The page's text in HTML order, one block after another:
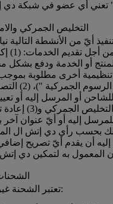
1. التخليص الجمركي
أيّ من الأنشطة التالية
المرسل
أو الخدمة ودفع بشكل
أخرى مطلوبة بموجب
المعمول بها
للشاحن أو المرسل إليه أو
لمراقبة الصادرات
إليه أو أيّ عنوان
بحسب رأي دي إتش ال
إليه أن يقدم أيّ تصريح
2.
تعتبر الشحنة غير مقبولة إذا كانت: